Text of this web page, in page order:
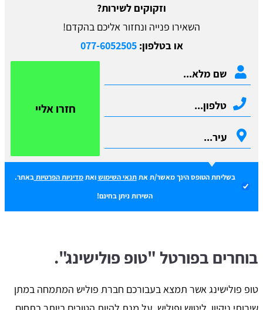
וזקוקים לשירות?
השאירו פנייה ונחזור אליכם בהקדם!
או בטלפון:077-6052505
חזרו אליי
בשליחת הטופס הינך מאשר/ת אתתנאי השימושואתמדיניות הפרטיות באתר.
השירות ניתן בחינם!
בוחרים בפורטל "טופ פולישינג".
טופ פולישינג אשר תמצא בעבורכם חברת פוליש המתמחה במתן